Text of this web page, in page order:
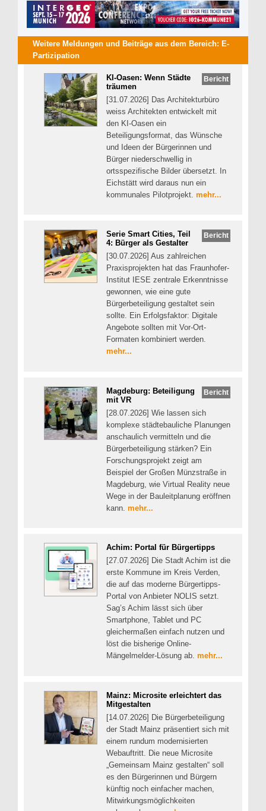
Weitere Meldungen und Beiträge aus dem Bereich: E-
Partizipation
Bericht
KI-Oasen: Wenn Städte
träumen
[31.07.2026] Das Architekturbüro
weiss Architekten entwickelt mit
den KI-Oasen ein
Beteiligungsformat, das Wünsche
und Ideen der Bürgerinnen und
Bürger niederschwellig in
ortsspezifische Bilder übersetzt. In
Eichstätt wird daraus nun ein
kommunales Pilotprojekt. mehr...
Bericht
Serie Smart Cities, Teil
4: Bürger als Gestalter
[30.07.2026] Aus zahlreichen
Praxisprojekten hat das Fraunhofer-
Institut IESE zentrale Erkenntnisse
gewonnen, wie eine gute
Bürgerbeteiligung gestaltet sein
sollte. Ein Erfolgsfaktor: Digitale
Angebote sollten mit Vor-Ort-
Formaten kombiniert werden.
mehr...
Bericht
Magdeburg: Beteiligung
mit VR
[28.07.2026] Wie lassen sich
komplexe städtebauliche Planungen
anschaulich vermitteln und die
Bürgerbeteiligung stärken? Ein
Forschungsprojekt zeigt am
Beispiel der Großen Münzstraße in
Magdeburg, wie Virtual Reality neue
Wege in der Bauleitplanung eröffnen
kann. mehr...
Achim: Portal für Bürgertipps
[27.07.2026] Die Stadt Achim ist die
erste Kommune im Kreis Verden,
die auf das moderne Bürgertipps-
Portal von Anbieter NOLIS setzt.
Sag’s Achim lässt sich über
Smartphone, Tablet und PC
gleichermaßen einfach nutzen und
löst die bisherige Online-
Mängelmelder-Lösung ab. mehr...
Mainz: Microsite erleichtert das
Mitgestalten
[14.07.2026] Die Bürgerbeteiligung
der Stadt Mainz präsentiert sich mit
einem rundum modernisierten
Webauftritt. Die neue Microsite
„Gemeinsam Mainz gestalten“ soll
es den Bürgerinnen und Bürgern
künftig noch einfacher machen,
Mitwirkungsmöglichkeiten